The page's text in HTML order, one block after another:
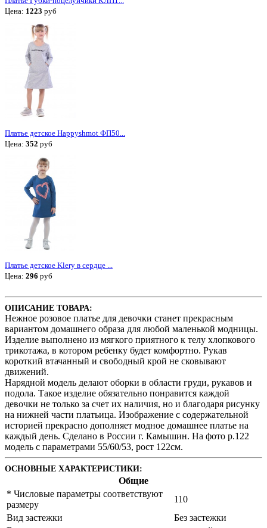
Цена: 1223 руб
Платье детское Happyshmot ФП50...
Цена: 352 руб
Платье детское Klеry в сердце ...
Цена: 296 руб
ОПИСАНИЕ ТОВАРА:
Нежное розовое платье для девочки станет прекрасным
вариантом домашнего образа для любой маленькой модницы.
Изделие выполнено из мягкого приятного к телу хлопкового
трикотажа, в котором ребенку будет комфортно. Рукав
короткий втачанный и свободный крой не сковывают
движений.
Нарядной модель делают оборки в области груди, рукавов и
подола. Такое изделие обязательно понравится каждой
девочки не только за счет их наличия, но и благодаря рисунку
на нижней части платьица. Изображение с содержательной
историей прекрасно дополняет модное домашнее платье на
каждый день. Сделано в России г. Камышин. На фото р.122
модель с параметрами 55/60/53, рост 122см.
ОСНОВНЫЕ ХАРАКТЕРИСТИКИ:
Общие
* Числовые параметры соответствуют
размеру
110
Вид застежки
Без застежки